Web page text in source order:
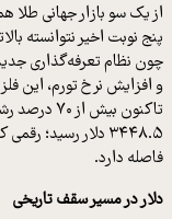
از یک سو بازار جهانی
چون نظام تعرفه‌گذاری
تاکنون
فاصله دارد.
دلار در مسیر سقف تاریخی